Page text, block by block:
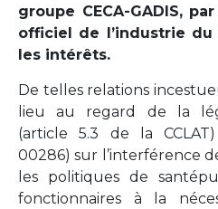
groupe CECA-GADIS,
officiel de l’industrie
les intérêts.
De telles relations
lieu au regard de la
(article 5.3 de la
00286) sur l’interférence
les politiques de
fonctionnaires à la